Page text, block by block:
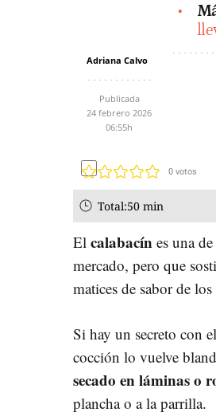
Adriana Calvo
Publicada
24 febrero 2026
06:55h
0 votos
Total:50 min
El calabacín es una de
mercado, pero que
matices de sabor de
Si hay un secreto con
cocción lo vuelve
secado en láminas o
plancha o a la parrilla.